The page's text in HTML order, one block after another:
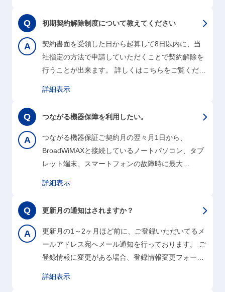
策をご提案できる可能性がございます。こちらから
確認をお願いします。
初期契約解除制度について教えてください
契約書面を受領した日から起算して8日以内に、当
社指定の方法で申請していただくことで契約解除を
行うことが出来ます。 詳しくはこちらをご覧くださ
詳細表示
つながる機器保障を利用したい。
つながる機器保証ご契約月の翌々月1日から、
BroadWiMAXと接続しているノートパソコン、タブ
レット端末、スマートフォンの故障時に最大
さい。
詳細表示
更新月の通知はされますか？
更新月の1～2ヶ月ほど前に、ご登録いただいてるメ
ールアドレス宛へメール通知を行っております。 ご
登録情報に変更がある場合、登録情報変更フォーム
詳細表示